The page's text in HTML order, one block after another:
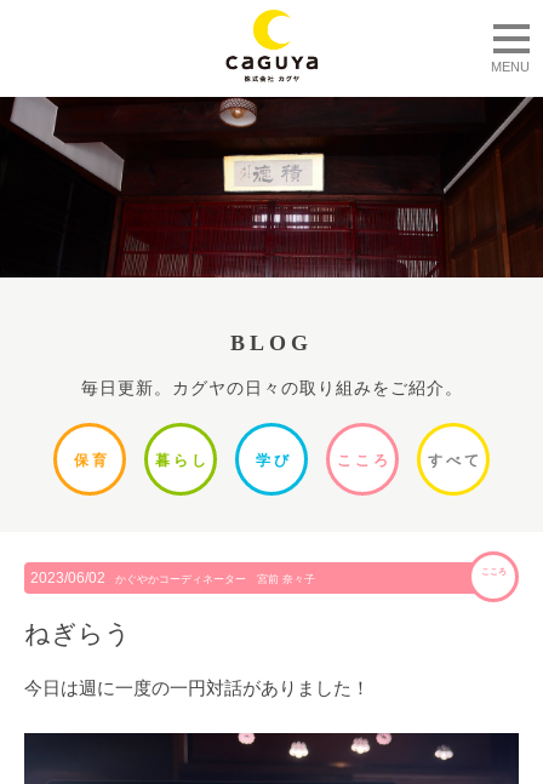
MENU
BLOG
毎日更新。カグヤの日々の取り組みをご紹介。
保 育 暮ら し 学 び ここ ろ すべて
2023/06/02 かぐやかコーディネーター 宮前 奈々子
こころ
ねぎらう
今日は週に一度の一円対話がありました！